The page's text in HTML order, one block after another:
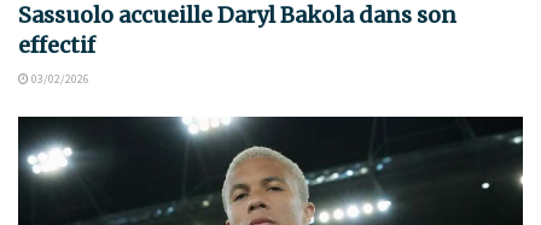
Sassuolo accueille Daryl Bakola dans son
effectif
03/02/2026